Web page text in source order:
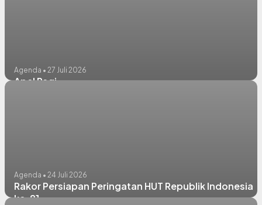
Agenda • 27 Juli 2026
Apel Pagi
Agenda • 24 Juli 2026
Rakor Persiapan Peringatan HUT Republik Indonesia
ke-81